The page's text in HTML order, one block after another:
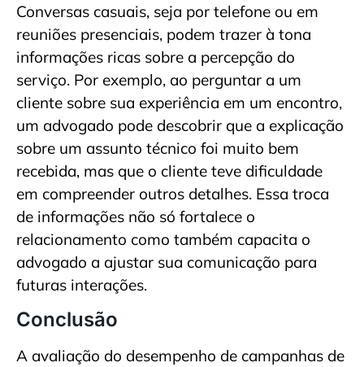
Conversas casuais, seja por telefone ou em
reuniões presenciais, podem trazer à tona
informações ricas sobre a percepção do
serviço. Por exemplo, ao perguntar a um
cliente sobre sua experiência em um encontro,
um advogado pode descobrir que a explicação
sobre um assunto técnico foi muito bem
recebida, mas que o cliente teve dificuldade
em compreender outros detalhes. Essa troca
de informações não só fortalece o
relacionamento como também capacita o
advogado a ajustar sua comunicação para
futuras interações.
Conclusão
A avaliação do desempenho de campanhas de